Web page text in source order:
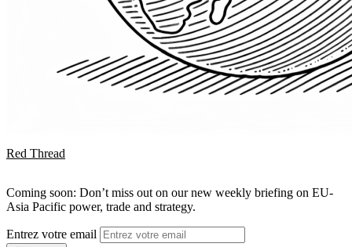
Red Thread
Coming soon: Don’t miss out on our new weekly briefing on EU-
Asia Pacific power, trade and strategy.
Entrez votre email